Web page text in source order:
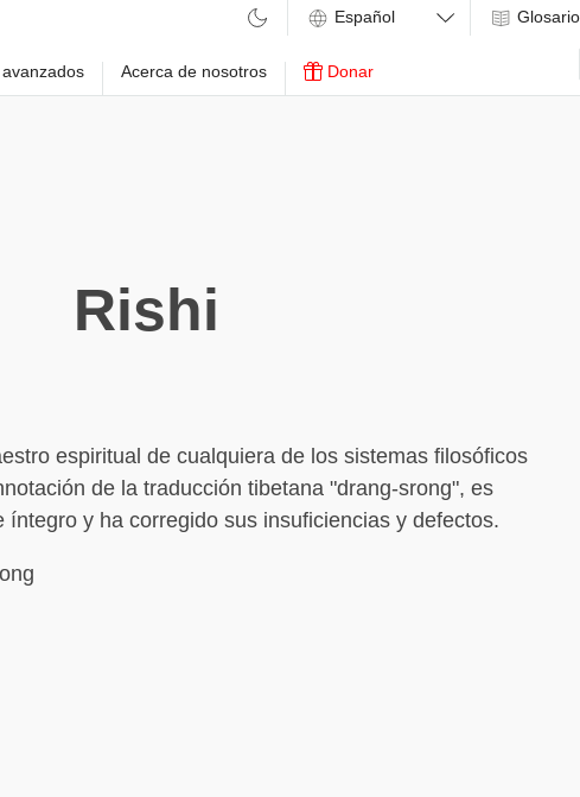
Acerca de nosotros Donar
Glosario
Rishi
espiritual de cualquiera de los sistemas filosóficos
de la traducción tibetana "drang-srong", es
íntegro y ha corregido sus insuficiencias y defectos.